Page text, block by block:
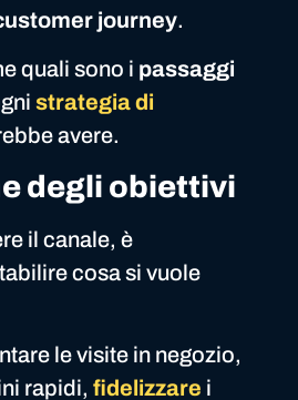
journey.
quali sono i passaggi
strategia di
avere.
degli obiettivi
il canale, è
cosa si vuole
le visite in negozio,
rapidi, fidelizzare i